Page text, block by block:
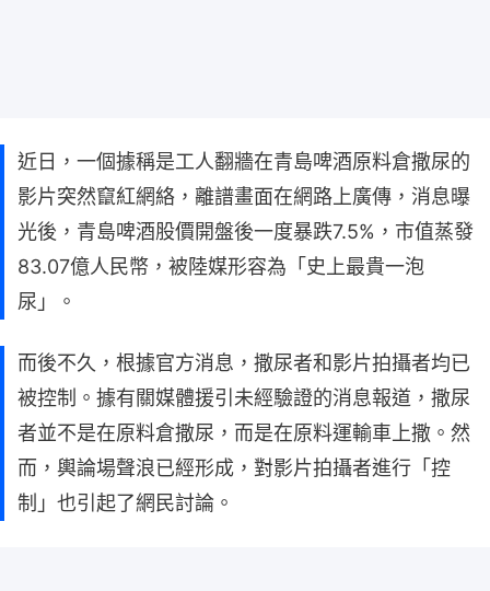
近日，一個據稱是工人翻牆在青島啤酒原料倉撒尿的
影片突然竄紅網絡，離譜畫面在網路上廣傳，消息曝
光後，青島啤酒股價開盤後一度暴跌7.5%，市值蒸發
83.07億人民幣，被陸媒形容為「史上最貴一泡
尿」。
而後不久，根據官方消息，撒尿者和影片拍攝者均已
被控制。據有關媒體援引未經驗證的消息報道，撒尿
者並不是在原料倉撒尿，而是在原料運輸車上撒。然
而，輿論場聲浪已經形成，對影片拍攝者進行「控
制」也引起了網民討論。